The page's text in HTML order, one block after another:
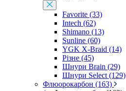
Favorite (33)
Intech (62)
Shimano (13)
Sunline (60)
YGK X-Braid (14)
Різне (45)
Шнури Brain (29)
Шнури Select (129)
Флюорокарбон (163)